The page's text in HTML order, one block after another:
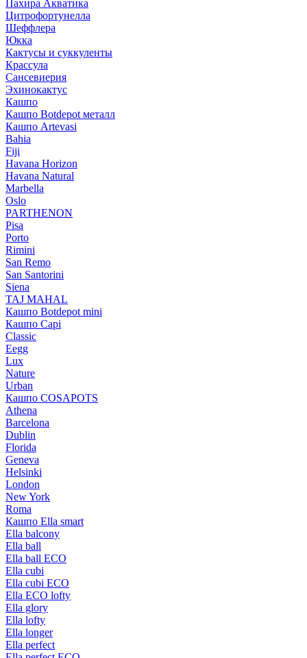
Пахира Акватика
Цитрофортунелла
Шеффлера
Юкка
Кактусы и суккуленты
Крассула
Сансевиерия
Эхинокактус
Кашпо
Кашпо Botdepot металл
Кашпо Artevasi
Bahia
Fiji
Havana Horizon
Havana Natural
Marbella
Oslo
PARTHENON
Pisa
Porto
Rimini
San Remo
San Santorini
Siena
TAJ MAHAL
Кашпо Botdepot mini
Кашпо Capi
Classic
Eegg
Lux
Nature
Urban
Кашпо COSAPOTS
Athena
Barcelona
Dublin
Florida
Geneva
Helsinki
London
New York
Roma
Кашпо Ella smart
Ella balcony
Ella ball
Ella ball ECO
Ella cubi
Ella cubi ECO
Ella ECO lofty
Ella glory
Ella lofty
Ella longer
Ella perfect